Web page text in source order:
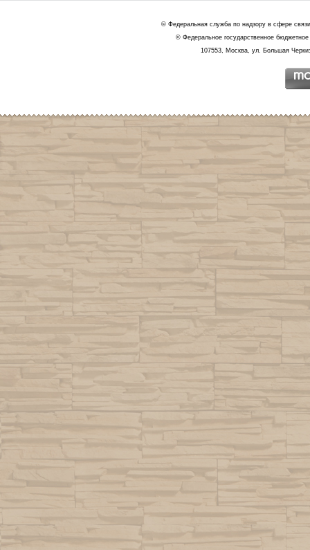
© Федеральная служба по надзору в сфере
© Федеральное государственное
107553, Москва, ул. Большая